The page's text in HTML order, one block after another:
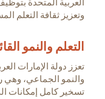
وتعزيز ثقافة التعلم
التعلم والنمو
تعزز دولة الإمارات
والنمو الجماعي،
تسخير كامل إمكانات